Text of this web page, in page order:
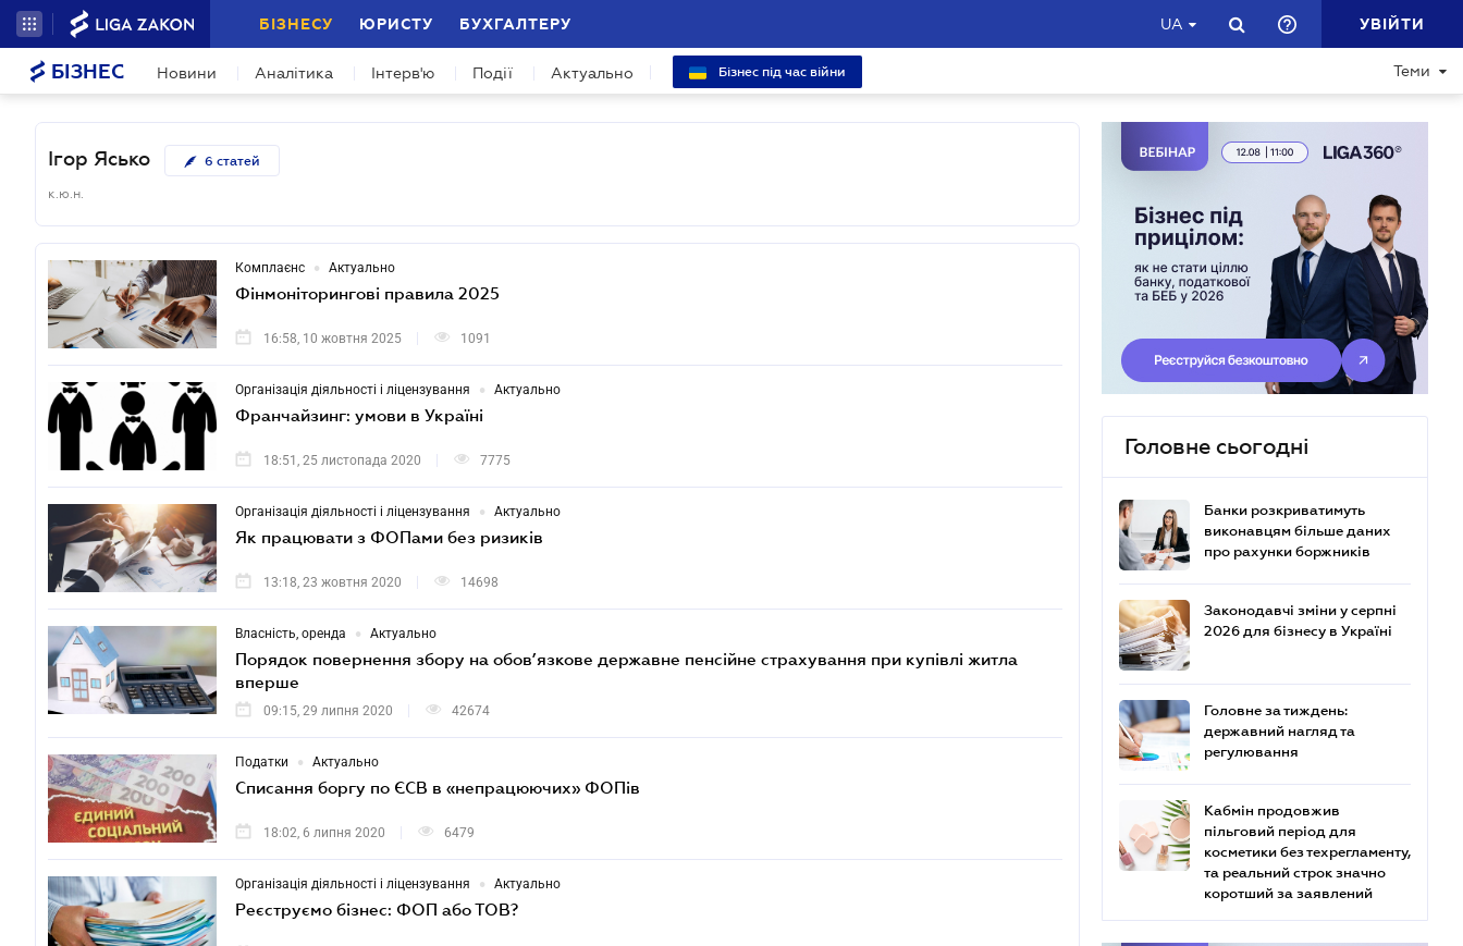
БІЗНЕСУ ЮРИСТУ БУХГАЛТЕРУ UA УВІЙТИ
БІЗНЕС Новини Аналітика Інтерв'ю Події Актуально Бізнес під час війни Теми
Ігор Ясько 6 статей
к.ю.н.
Комплаєнс • Актуально
Фінмоніторингові правила 2025
16:58, 10 жовтня 2025 1091
Організація діяльності і ліцензування • Актуально
Франчайзинг: умови в Україні
18:51, 25 листопада 2020 7775
Організація діяльності і ліцензування • Актуально
Як працювати з ФОПами без ризиків
13:18, 23 жовтня 2020 14698
Власність, оренда • Актуально
Порядок повернення збору на обов’язкове державне пенсійне страхування при купівлі житла
вперше
09:15, 29 липня 2020 42674
Податки • Актуально
Списання боргу по ЄСВ в «непрацюючих» ФОПів
18:02, 6 липня 2020 6479
Організація діяльності і ліцензування • Актуально
Реєструємо бізнес: ФОП або ТОВ?
Головне сьогодні
Банки розкриватимуть
виконавцям більше даних
про рахунки боржників
Законодавчі зміни у серпні
2026 для бізнесу в Україні
Головне за тиждень:
державний нагляд та
регулювання
Кабмін продовжив
пільговий період для
косметики без техрегламенту,
та реальний строк значно
коротший за заявлений